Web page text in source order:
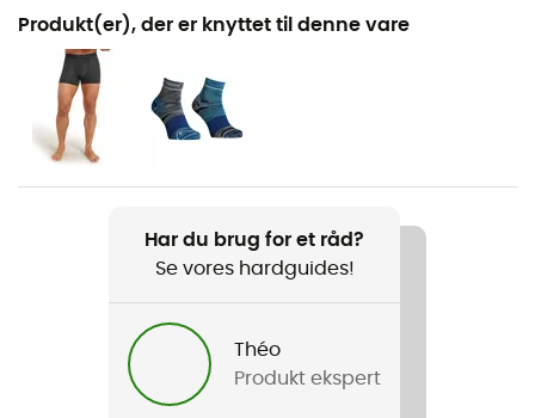
Anbefales til
Vandreture / Klatring / Skiture / Bjergbestigning / Ski /
Ski freeride
Køn
Herre
120 Comp Light Short Sleeve
Produkt(er), der er knyttet til denne vare
Har du brug for et råd?
Se vores hardguides!
Théo
Produkt ekspert